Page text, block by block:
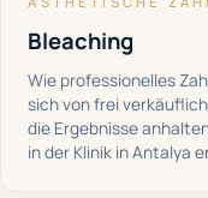
Bleaching
Wie professionelles
sich von frei
die Ergebnisse
in der Klinik in Antalya